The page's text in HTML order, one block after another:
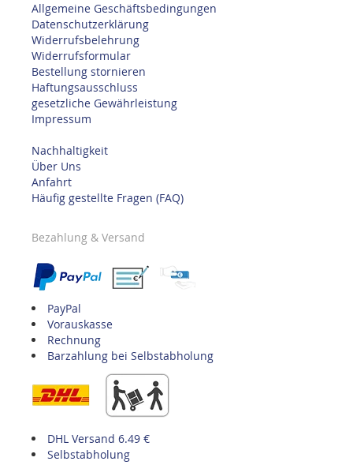
Allgemeine Geschäftsbedingungen
Datenschutzerklärung
Widerrufsbelehrung
Widerrufsformular
Bestellung stornieren
Haftungsausschluss
gesetzliche Gewährleistung
Impressum
Nachhaltigkeit
Über Uns
Anfahrt
Häufig gestellte Fragen (FAQ)
Bezahlung & Versand
PayPal
Vorauskasse
Rechnung
Barzahlung bei Selbstabholung
DHL Versand 6.49 €
Selbstabholung